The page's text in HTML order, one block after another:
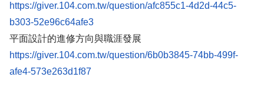
https://giver.104.com.tw/question/afc855c1-4d2d-44c5-
b303-52e96c64afe3
平面設計的進修方向與職涯發展
https://giver.104.com.tw/question/6b0b3845-74bb-499f-
afe4-573e263d1f87